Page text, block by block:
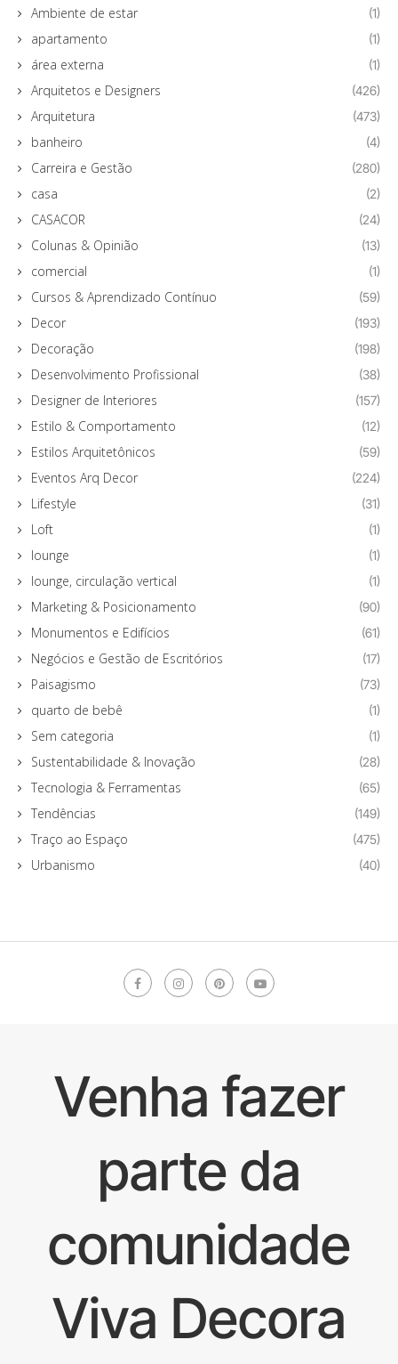
Ambiente de estar (1)
apartamento (1)
área externa (1)
Arquitetos e Designers (426)
Arquitetura (473)
banheiro (4)
Carreira e Gestão (280)
casa (2)
CASACOR (24)
Colunas & Opinião (13)
comercial (1)
Cursos & Aprendizado Contínuo (59)
Decor (193)
Decoração (198)
Desenvolvimento Profissional (38)
Designer de Interiores (157)
Estilo & Comportamento (12)
Estilos Arquitetônicos (59)
Eventos Arq Decor (224)
Lifestyle (31)
Loft (1)
lounge (1)
lounge, circulação vertical (1)
Marketing & Posicionamento (90)
Monumentos e Edifícios (61)
Negócios e Gestão de Escritórios (17)
Paisagismo (73)
quarto de bebê (1)
Sem categoria (1)
Sustentabilidade & Inovação (28)
Tecnologia & Ferramentas (65)
Tendências (149)
Traço ao Espaço (475)
Urbanismo (40)
Venha fazer
parte da
comunidade
Viva Decora